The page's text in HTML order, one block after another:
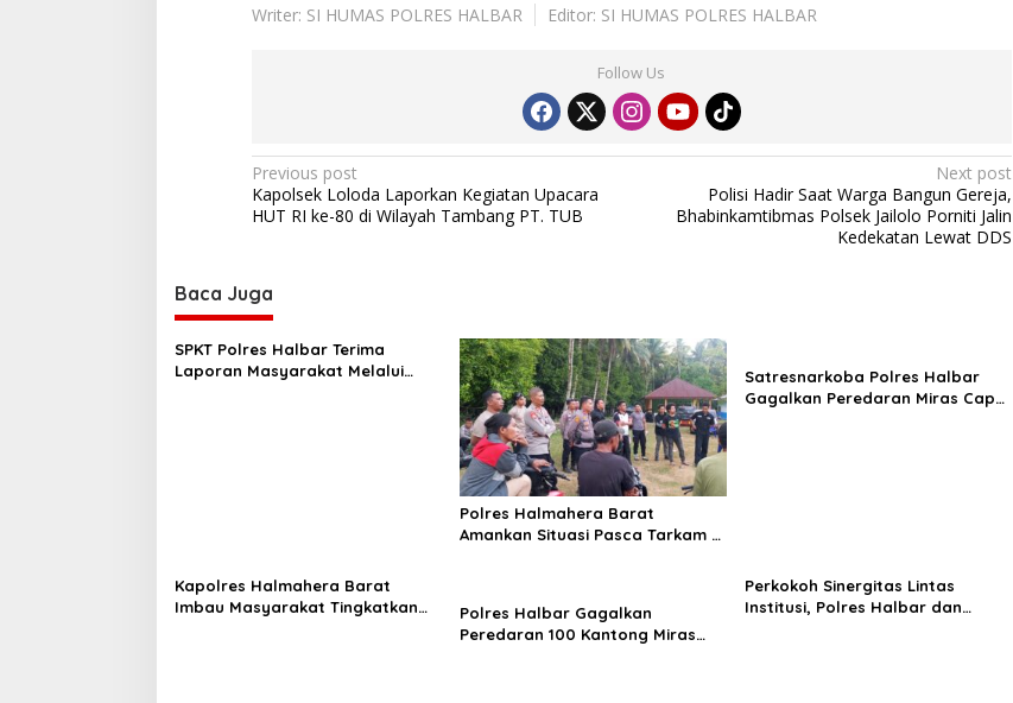
Writer: SI HUMAS POLRES HALBAR Editor: SI HUMAS POLRES HALBAR
Follow Us
P
o
n
a
v
o
n
Previous post
Kapolsek Loloda Laporkan Kegiatan Upacara
HUT RI ke-80 di Wilayah Tambang PT. TUB
Next post
Polisi Hadir Saat Warga Bangun Gereja,
Bhabinkamtibmas Polsek Jailolo Porniti Jalin
Kedekatan Lewat DDS
Baca Juga
SPKT Polres Halbar Terima
Laporan Masyarakat Melalui
Polres Halmahera Barat
Amankan Situasi Pasca Tarkam Di
Satresnarkoba Polres Halbar
Gagalkan Peredaran Miras Cap
Kapolres Halmahera Barat
Imbau Masyarakat Tingkatkan
Polres Halbar Gagalkan
Peredaran 100 Kantong Miras
Perkokoh Sinergitas Lintas
Institusi, Polres Halbar dan